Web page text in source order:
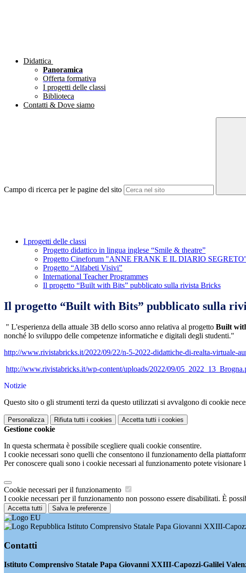
Didattica
Panoramica
Offerta formativa
I progetti delle classi
Biblioteca
Contatti & Dove siamo
Campo di ricerca per le pagine del sito
I progetti delle classi
Progetto didattico in lingua inglese “Smile & theatre”
Progetto Cineforum "ANNE FRANK E IL DIARIO
Progetto “Alfabeti Visivi”
International Teacher Programmes
Il progetto “Built with Bits” pubblicato sulla rivista Bricks
Il progetto “Built with Bits” pubblicato sulla
" L'esperienza della attuale 3B dello scorso anno relativa al progetto Built
nonché lo sviluppo delle competenze informatiche e digitali degli studenti."
http://www.rivistabricks.it/2022/09/22/n-5-2022-didattiche-di-realta-virtuale-
http://www.rivistabricks.it/wp-content/uploads/2022/09/
Notizie
Questo sito o gli strumenti terzi da questo utilizzati si avvalgono di cookie
Personalizza Rifiuta tutti i cookies Accetta tutti i cookies
Gestione cookie
In questa schermata è possibile scegliere quali cookie consentire.
I cookie necessari sono quelli che consentono il funzionamento della
Per conoscere quali sono i cookie necessari al funzionamento potete visionare
Cookie necessari per il funzionamento
I cookie necessari per il funzionamento non possono essere disabilitati. È
Accetta tutti Salva le preferenze
Istituto Comprensivo Statale Papa Giovanni XXIII-
Contatti
Istituto Comprensivo Statale Papa Giovanni XXIII-Capozzi-Galilei